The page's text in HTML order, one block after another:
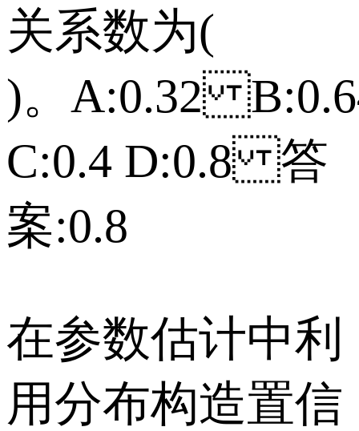
关系数为(
)。 A:0.32
C:0.4 D:0.8 答
案:0.8
在参数估计中利
用分布构造置信